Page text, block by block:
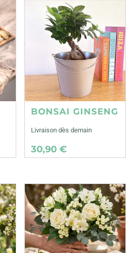
BONSAI GINSENG
Livraison dès demain
30,90 €